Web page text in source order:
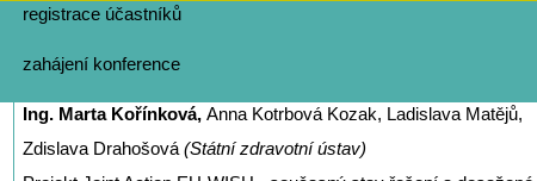
registrace účastníků
zahájení konference
Ing. Marta Kořínková, Anna Kotrbová Kozak, Ladislava Matějů,
Zdislava Drahošová (Státní zdravotní ústav)